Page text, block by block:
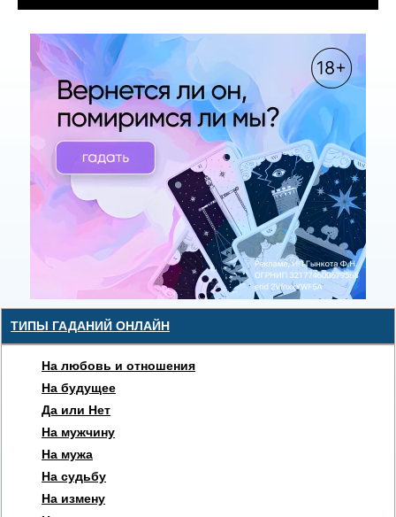
ТИПЫ ГАДАНИЙ ОНЛАЙН
На любовь и отношения
На будущее
Да или Нет
На мужчину
На мужа
На судьбу
На измену